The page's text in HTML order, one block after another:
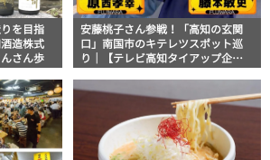
を目指
造株式
さん歩
安藤桃子さん参戦！「高知の玄関
口」南国市のキテレツスポット巡
り｜【テレビ高知タイアップ企